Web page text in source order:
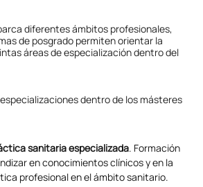
diferentes ámbitos profesionales,
de posgrado permiten orientar la
áreas de especialización dentro del
dentro de los másteres
sanitaria especializada. Formación
en conocimientos clínicos y en la
profesional en el ámbito sanitario.